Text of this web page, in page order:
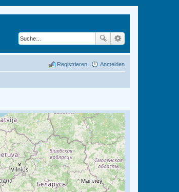
Anmelden
Registrieren